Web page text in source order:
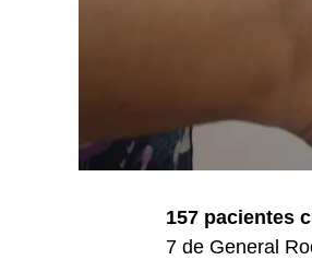
157 pacientes
7 de General